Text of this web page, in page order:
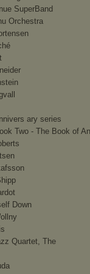
SuperBand
Orchestra
ary series
Two - The Book of
Down
Quartet, The